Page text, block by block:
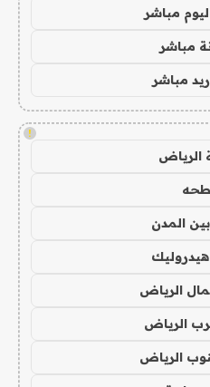
مباشر
مباشر
مباشر
!
المدن
الرياض
الرياض
الرياض